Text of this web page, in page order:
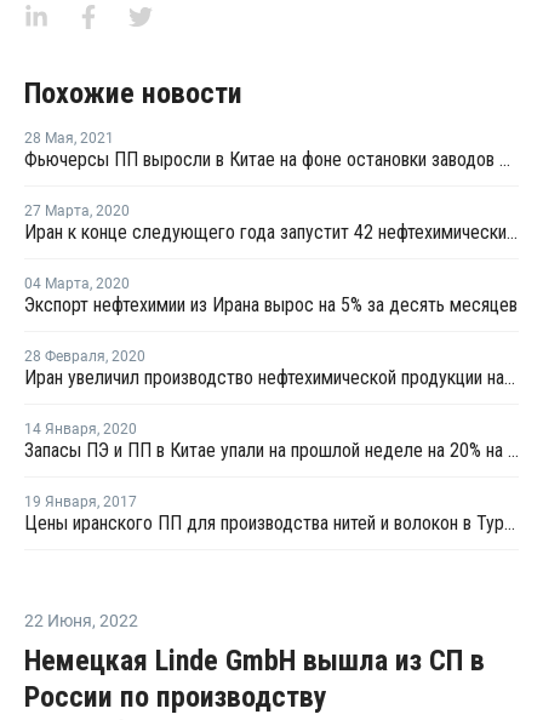
Похожие новости
28 Мая, 2021
Фьючерсы ПП выросли в Китае на фоне остановки заводов метанола компании Zagros
27 Марта, 2020
Иран к конце следующего года запустит 42 нефтехимических проекта
04 Марта, 2020
Экспорт нефтехимии из Ирана вырос на 5% за десять месяцев
28 Февраля, 2020
Иран увеличил производство нефтехимической продукции на 1,9% за десять месяцев
14 Января, 2020
Запасы ПЭ и ПП в Китае упали на прошлой неделе на 20% на фоне возросшего спроса
19 Января, 2017
Цены иранского ПП для производства нитей и волокон в Турции выросли
22 Июня, 2022
Немецкая Linde GmbH вышла из СП в
России по производству